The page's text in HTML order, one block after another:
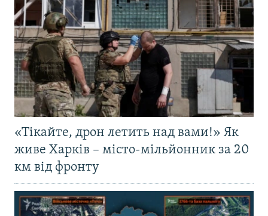
«Тікайте, дрон летить над вами!» Як
живе Харків – місто-мільйонник за 20
км від фронту